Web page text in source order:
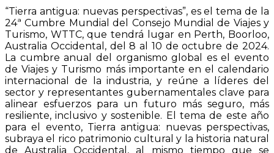
“Tierra antigua: nuevas perspectivas”, es el tema de la
24ª Cumbre Mundial del Consejo Mundial de Viajes y
Turismo, WTTC, que tendrá lugar en Perth, Boorloo,
Australia Occidental, del 8 al 10 de octubre de 2024.
La cumbre anual del organismo global es el evento
de Viajes y Turismo más importante en el calendario
internacional de la industria, y reúne a líderes del
sector y representantes gubernamentales clave para
alinear esfuerzos para un futuro más seguro, más
resiliente, inclusivo y sostenible. El tema de este año
para el evento, Tierra antigua: nuevas perspectivas,
subraya el rico patrimonio cultural y la historia natural
de Australia Occidental, al mismo tiempo que se